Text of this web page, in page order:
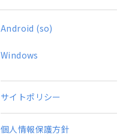
Android (so)
Windows
サイトポリシー
個人情報保護方針